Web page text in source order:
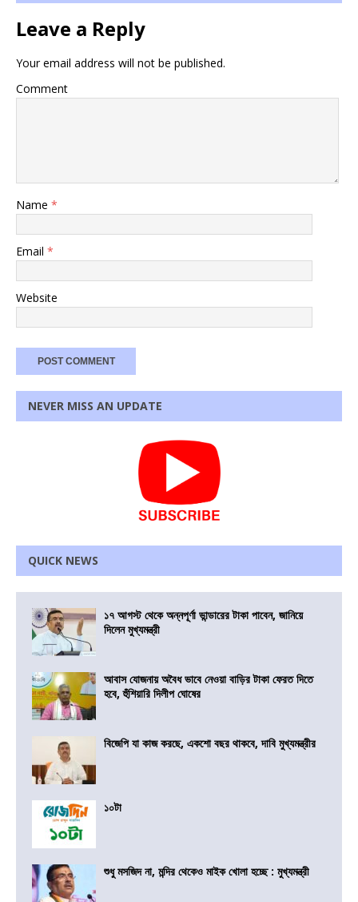
Leave a Reply
Your email address will not be published.
Comment
Name *
Email *
Website
NEVER MISS AN UPDATE
QUICK NEWS
১৭ আগস্ট থেকে অন্নপূর্ণা ভান্ডারের টাকা পাবেন, জানিয়ে
দিলেন মুখ্যমন্ত্রী
আবাস যোজনায় অবৈধ ভাবে নেওয়া বাড়ির টাকা ফেরত দিতে
হবে, হুঁশিয়ারি দিলীপ ঘোষের
বিজেপি যা কাজ করছে, একশো বছর থাকবে, দাবি মুখ্যমন্ত্রীর
১০টা
শুধু মসজিদ না, মন্দির থেকেও মাইক খোলা হচ্ছে : মুখ্যমন্ত্রী